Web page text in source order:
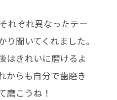
れぞれ異なったテー
聞いてくれました。
はきれいに磨けるよ
からも自分で歯磨き
磨こうね！